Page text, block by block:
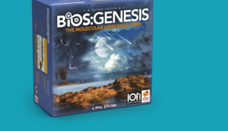
DAN VERSSEN GAMES
DECISIONS GAMES
DEVIL PIG GAMES
MULTI-MAN PUBLISHING
NUTS! PUBLISHING
PACIFIC RIM PUBLISHING
VENTONUOVO GAMES
VUCA SIMULATIONS
WHITE DOG GAMES